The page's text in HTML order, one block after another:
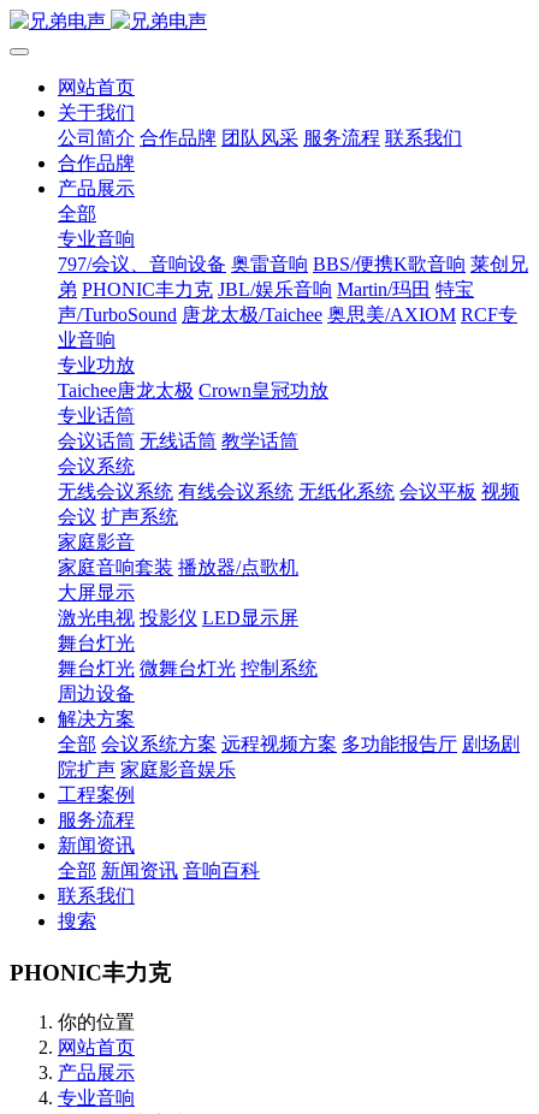
网站首页
关于我们
公司简介 合作品牌 团队风采 服务流程 联系我们
合作品牌
产品展示
全部
专业音响
797/会议、音响设备 奥雷音响 BBS/便携K歌音响 莱创兄
弟 PHONIC丰力克 JBL/娱乐音响 Martin/玛田 特宝
声/TurboSound 唐龙太极/Taichee 奥思美/AXIOM RCF专
业音响
专业功放
Taichee唐龙太极 Crown皇冠功放
专业话筒
会议话筒 无线话筒 教学话筒
会议系统
无线会议系统 有线会议系统 无纸化系统 会议平板 视频
会议 扩声系统
家庭影音
家庭音响套装 播放器/点歌机
大屏显示
激光电视 投影仪 LED显示屏
舞台灯光
舞台灯光 微舞台灯光 控制系统
周边设备
解决方案
全部 会议系统方案 远程视频方案 多功能报告厅 剧场剧
院扩声 家庭影音娱乐
工程案例
服务流程
新闻资讯
全部 新闻资讯 音响百科
联系我们
搜索
PHONIC丰力克
你的位置
网站首页
产品展示
专业音响